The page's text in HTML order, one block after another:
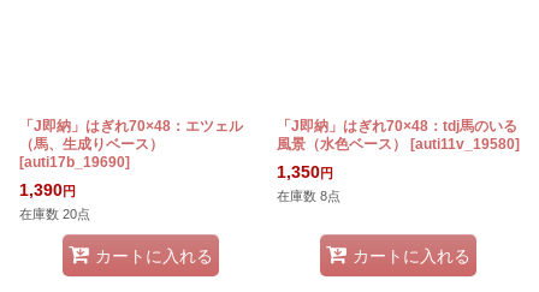
「J即納」はぎれ70×48：エツェル
（馬、生成りベース）
[auti17b_19690]
1,390円
在庫数 20点
カートに入れる
「J即納」はぎれ70×48：tdj馬のいる
風景（水色ベース）
[auti11v_19580]
1,350円
在庫数 8点
カートに入れる